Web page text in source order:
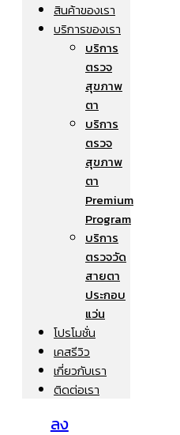
สินค้าของเรา
บริการของเรา
บริการ
ตรวจ
สุขภาพ
ตา
บริการ
ตรวจ
สุขภาพ
ตา
Premium
Program
บริการ
ตรวจวัด
สายตา
ประกอบ
แว่น
โปรโมชั่น
เคสรีวิว
เกี่ยวกับเรา
ติดต่อเรา
ลง